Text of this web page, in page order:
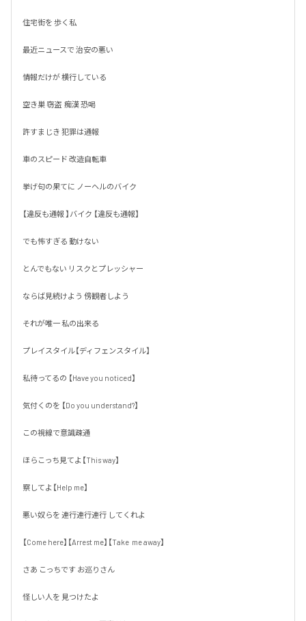
住宅街を 歩く私
最近ニュースで 治安の悪い
情報だけが 横行している
空き巣 窃盗  痴漢 恐喝
許すまじき 犯罪は通報
車のスピード 改造自転車
挙げ句の果てに ノーヘルのバイク
【違反も通報 】バイク 【違反も通報】
でも怖すぎる 動けない
とんでもない リスクとプレッシャー
ならば見続けよう 傍観者しよう
それが唯一 私の出来る
プレイスタイル【ディフェンスタイル】
私待ってるの 【Have you noticed】
気付くのを 【Do you understand?】
この視線で意識疎通
ほらこっち見てよ【This way】
察してよ【Help me】
悪い奴らを 連行連行連行 してくれよ
【Come here】【Arrest me】【Take  me away】
さあ こっちです お巡りさん
怪しい人を 見つけたよ